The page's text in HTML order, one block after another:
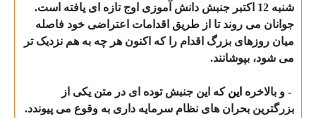
شنبه 12 اکتبر جنبش دانش آموزی اوج تازه ای یافته است.
جوانان می روند تا از طریق اقدامات اعتراضی خود فاصله
میان روزهای بزرگ اقدام را که اکنون هر چه به هم نزدیک تر
می شود، بپوشانند.
- و بالاخره این که این جنبش توده ای در متن یکی از
بزرگترین بحران های نظام سرمایه داری به وقوع می پیوندد.